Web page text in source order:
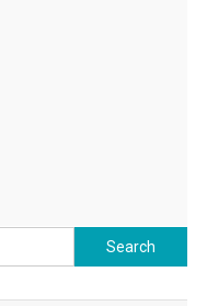
Search
for: